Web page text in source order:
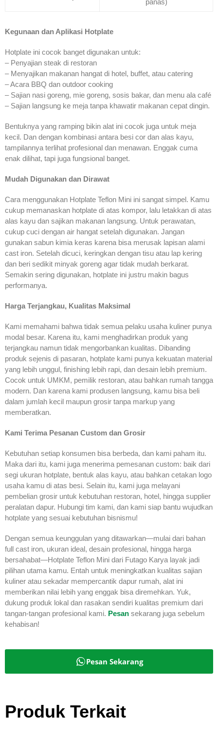
panas)
Kegunaan dan Aplikasi Hotplate
Hotplate ini cocok banget digunakan untuk:
– Penyajian steak di restoran
– Menyajikan makanan hangat di hotel, buffet, atau catering
– Acara BBQ dan outdoor cooking
– Sajian nasi goreng, mie goreng, sosis bakar, dan menu ala café
– Sajian langsung ke meja tanpa khawatir makanan cepat dingin.
Bentuknya yang ramping bikin alat ini cocok juga untuk meja
kecil. Dan dengan kombinasi antara besi cor dan alas kayu,
tampilannya terlihat profesional dan menawan. Enggak cuma
enak dilihat, tapi juga fungsional banget.
Mudah Digunakan dan Dirawat
Cara menggunakan Hotplate Teflon Mini ini sangat simpel. Kamu
cukup memanaskan hotplate di atas kompor, lalu letakkan di atas
alas kayu dan sajikan makanan langsung. Untuk perawatan,
cukup cuci dengan air hangat setelah digunakan. Jangan
gunakan sabun kimia keras karena bisa merusak lapisan alami
cast iron. Setelah dicuci, keringkan dengan tisu atau lap kering
dan beri sedikit minyak goreng agar tidak mudah berkarat.
Semakin sering digunakan, hotplate ini justru makin bagus
performanya.
Harga Terjangkau, Kualitas Maksimal
Kami memahami bahwa tidak semua pelaku usaha kuliner punya
modal besar. Karena itu, kami menghadirkan produk yang
terjangkau namun tidak mengorbankan kualitas. Dibanding
produk sejenis di pasaran, hotplate kami punya kekuatan material
yang lebih unggul, finishing lebih rapi, dan desain lebih premium.
Cocok untuk UMKM, pemilik restoran, atau bahkan rumah tangga
modern. Dan karena kami produsen langsung, kamu bisa beli
dalam jumlah kecil maupun grosir tanpa markup yang
memberatkan.
Kami Terima Pesanan Custom dan Grosir
Kebutuhan setiap konsumen bisa berbeda, dan kami paham itu.
Maka dari itu, kami juga menerima pemesanan custom: baik dari
segi ukuran hotplate, bentuk alas kayu, atau bahkan cetakan logo
usaha kamu di atas besi. Selain itu, kami juga melayani
pembelian grosir untuk kebutuhan restoran, hotel, hingga supplier
peralatan dapur. Hubungi tim kami, dan kami siap bantu wujudkan
hotplate yang sesuai kebutuhan bisnismu!
Dengan semua keunggulan yang ditawarkan—mulai dari bahan
full cast iron, ukuran ideal, desain profesional, hingga harga
bersahabat—Hotplate Teflon Mini dari Futago Karya layak jadi
pilihan utama kamu. Entah untuk meningkatkan kualitas sajian
kuliner atau sekadar mempercantik dapur rumah, alat ini
memberikan nilai lebih yang enggak bisa diremehkan. Yuk,
dukung produk lokal dan rasakan sendiri kualitas premium dari
tangan-tangan profesional kami. Pesan sekarang juga sebelum
kehabisan!
Pesan Sekarang
Produk Terkait